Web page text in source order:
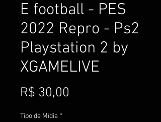
E football - PES
2022 Repro - Ps2
Playstation 2 by
XGAMELIVE
R$ 30,00
Tipo de Mídia *